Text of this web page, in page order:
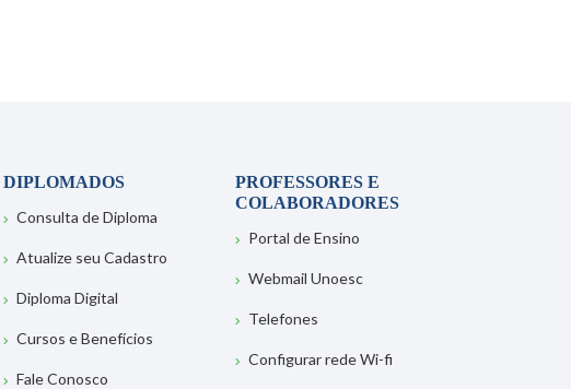
DIPLOMADOS
Consulta de Diploma
Atualize seu Cadastro
Diploma Digital
Cursos e Benefícios
Fale Conosco
PROFESSORES E
COLABORADORES
Portal de Ensino
Webmail Unoesc
Telefones
Configurar rede Wi-fi